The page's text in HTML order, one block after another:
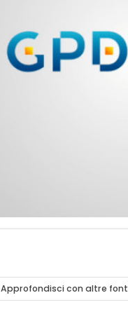
Approfondisci con altre